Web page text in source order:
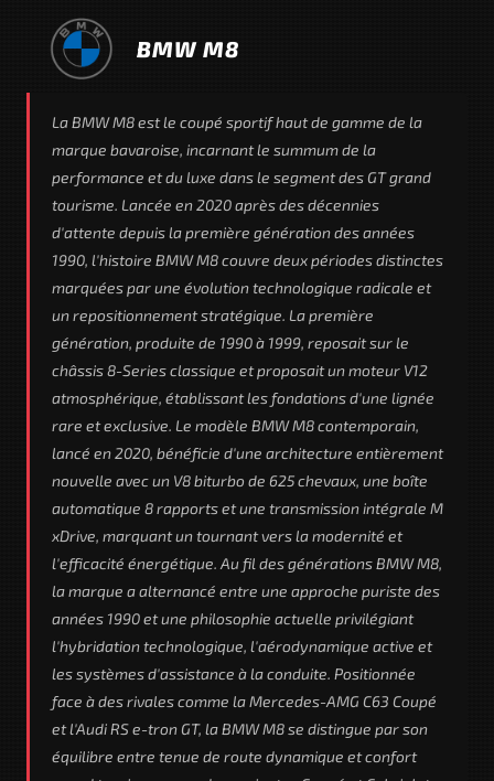
BMW M8
La BMW M8 est le coupé sportif haut de gamme de la
marque bavaroise, incarnant le summum de la
performance et du luxe dans le segment des GT grand
tourisme. Lancée en 2020 après des décennies
d'attente depuis la première génération des années
1990, l'histoire BMW M8 couvre deux périodes distinctes
marquées par une évolution technologique radicale et
un repositionnement stratégique. La première
génération, produite de 1990 à 1999, reposait sur le
châssis 8-Series classique et proposait un moteur V12
atmosphérique, établissant les fondations d'une lignée
rare et exclusive. Le modèle BMW M8 contemporain,
lancé en 2020, bénéficie d'une architecture entièrement
nouvelle avec un V8 biturbo de 625 chevaux, une boîte
automatique 8 rapports et une transmission intégrale M
xDrive, marquant un tournant vers la modernité et
l'efficacité énergétique. Au fil des générations BMW M8,
la marque a alternancé entre une approche puriste des
années 1990 et une philosophie actuelle privilégiant
l'hybridation technologique, l'aérodynamique active et
les systèmes d'assistance à la conduite. Positionnée
face à des rivales comme la Mercedes-AMG C63 Coupé
et l'Audi RS e-tron GT, la BMW M8 se distingue par son
équilibre entre tenue de route dynamique et confort